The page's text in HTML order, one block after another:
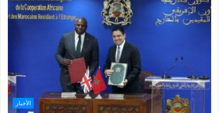
الأخبار